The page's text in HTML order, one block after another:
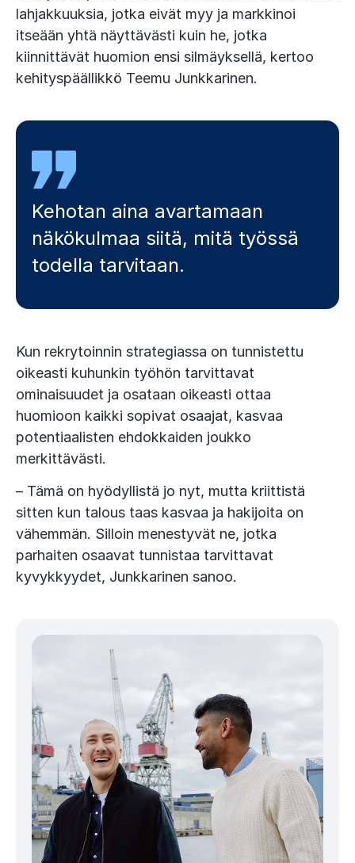
lahjakkuuksia, jotka eivät myy ja markkinoi
itseään yhtä näyttävästi kuin he, jotka
kiinnittävät huomion ensi silmäyksellä, kertoo
kehityspäällikkö Teemu Junkkarinen.
Kehotan aina avartamaan
näkökulmaa siitä, mitä työssä
todella tarvitaan.
Kun rekrytoinnin strategiassa on tunnistettu
oikeasti kuhunkin työhön tarvittavat
ominaisuudet ja osataan oikeasti ottaa
huomioon kaikki sopivat osaajat, kasvaa
potentiaalisten ehdokkaiden joukko
merkittävästi.
– Tämä on hyödyllistä jo nyt, mutta kriittistä
sitten kun talous taas kasvaa ja hakijoita on
vähemmän. Silloin menestyvät ne, jotka
parhaiten osaavat tunnistaa tarvittavat
kyvykkyydet, Junkkarinen sanoo.